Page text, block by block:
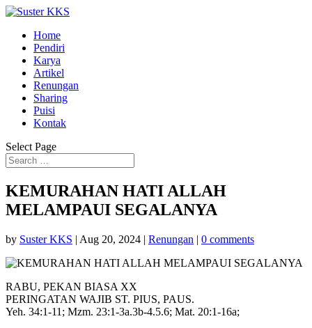
Home
Pendiri
Karya
Artikel
Renungan
Sharing
Puisi
Kontak
Select Page
KEMURAHAN HATI ALLAH
MELAMPAUI SEGALANYA
by Suster KKS | Aug 20, 2024 | Renungan | 0 comments
RABU, PEKAN BIASA XX
PERINGATAN WAJIB ST. PIUS, PAUS.
Yeh. 34:1-11; Mzm. 23:1-3a.3b-4.5.6; Mat. 20:1-16a;